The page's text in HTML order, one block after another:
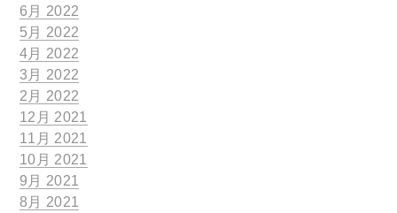
6月 2022
5月 2022
4月 2022
3月 2022
2月 2022
12月 2021
11月 2021
10月 2021
9月 2021
8月 2021